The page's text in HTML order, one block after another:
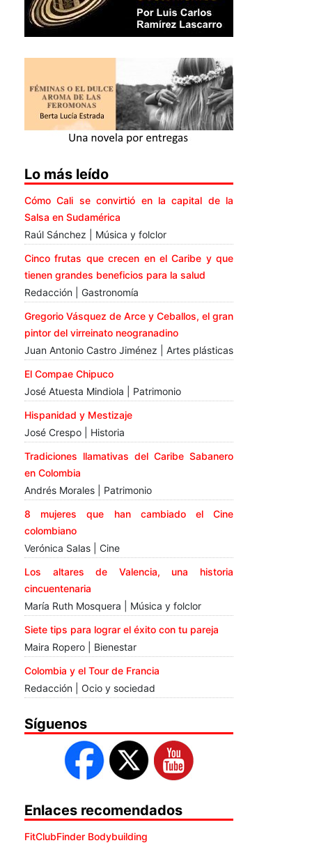
Lo más leído
Cómo Cali se convirtió en la capital de la
Salsa en Sudamérica
Raúl Sánchez | Música y folclor
Cinco frutas que crecen en el Caribe y que
tienen grandes beneficios para la salud
Redacción | Gastronomía
Gregorio Vásquez de Arce y Ceballos, el gran
pintor del virreinato neogranadino
Juan Antonio Castro Jiménez | Artes plásticas
El Compae Chipuco
José Atuesta Mindiola | Patrimonio
Hispanidad y Mestizaje
José Crespo | Historia
Tradiciones llamativas del Caribe Sabanero
en Colombia
Andrés Morales | Patrimonio
8 mujeres que han cambiado el Cine
colombiano
Verónica Salas | Cine
Los altares de Valencia, una historia
cincuentenaria
María Ruth Mosquera | Música y folclor
Siete tips para lograr el éxito con tu pareja
Maira Ropero | Bienestar
Colombia y el Tour de Francia
Redacción | Ocio y sociedad
Síguenos
Enlaces recomendados
FitClubFinder Bodybuilding